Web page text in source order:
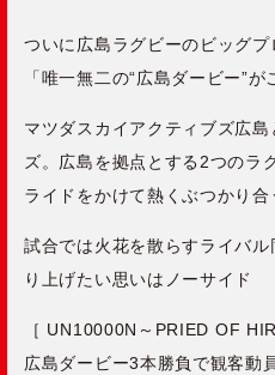
ついに広島ラグビーのビッグプ
「唯一無二の“広島ダービー”が
マツダスカイアクティブズ広
ズ。広島を拠点とする2つのラ
ライドをかけて熱くぶつかり合
試合では火花を散らすライバ
り上げたい思いはノーサイド
［ UN10000N～PRIED OF
広島ダービー3本勝負で観客動